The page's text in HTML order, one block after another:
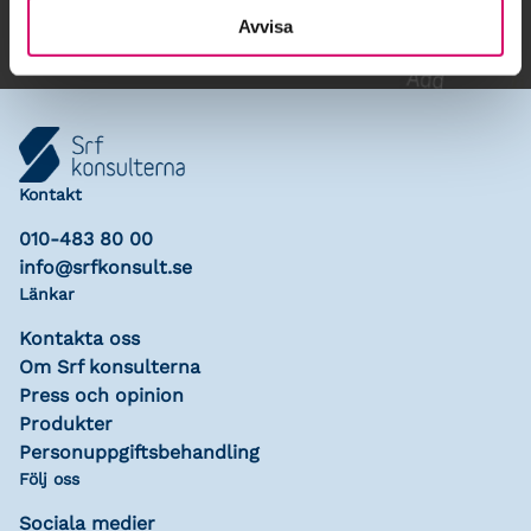
Avvisa
Kontakt
010-483 80 00
info@srfkonsult.se
Länkar
Kontakta oss
Om Srf konsulterna
Press och opinion
Produkter
Personuppgiftsbehandling
Följ oss
Sociala medier